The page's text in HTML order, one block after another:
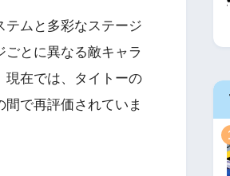
テムと多彩なステージ
とに異なる敵キャラ
現在では、タイトーの
で再評価されていま
Switch・人気記事